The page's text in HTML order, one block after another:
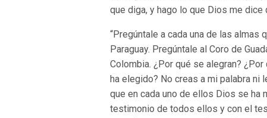
que diga, y hago lo que Dios me dice
“Pregúntale a cada una de las almas
Paraguay. Pregúntale al Coro de
Colombia. ¿Por qué se alegran?
ha elegido? No creas a mi palabra ni
que en cada uno de ellos Dios se ha
testimonio de todos ellos y con el